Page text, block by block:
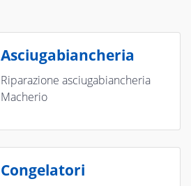
Asciugabiancheria
Riparazione asciugabiancheria
Macherio
Congelatori